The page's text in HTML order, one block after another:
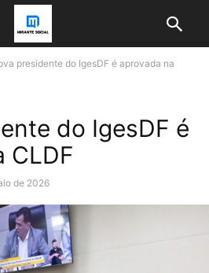
presidente do IgesDF é aprovada na
do IgesDF é
CLDF
de 2026